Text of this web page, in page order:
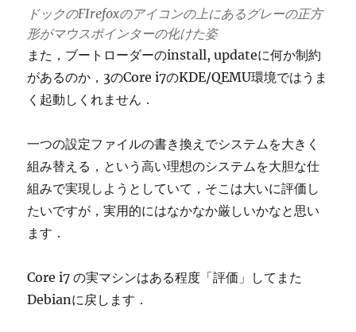
ドックのFIrefoxのアイコンの上にあるグレーの正方
形がマウスポインターの化けた姿
また，ブートローダーのinstall, updateに何か制約
があるのか，3のCore i7のKDE/QEMU環境ではうま
く起動しくれません．
一つの設定ファイルの書き換えでシステムを大きく
組み替える，という高い理想のシステムを大胆な仕
組みで実現しようとしていて，そこは大いに評価し
たいですが，実用的にはなかなか厳しいかなと思い
ます．
Core i7 の実マシンはある程度「評価」してまた
Debianに戻します．